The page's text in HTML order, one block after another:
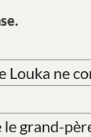
Louka ne
grand-